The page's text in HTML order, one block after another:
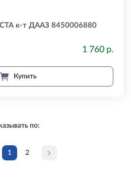
к-т ДААЗ 8450006880
1 760 р.
Купить
по:
1 2